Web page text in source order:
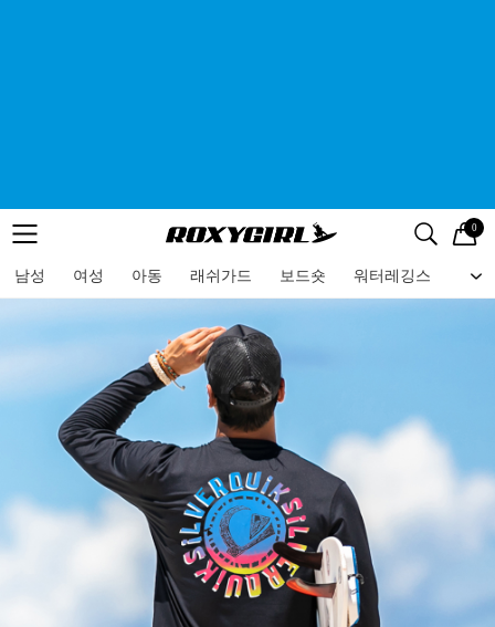
메뉴 검색
로고 0
남성 여성 아동 래쉬가드 보드숏 워터레깅스 비
메뉴